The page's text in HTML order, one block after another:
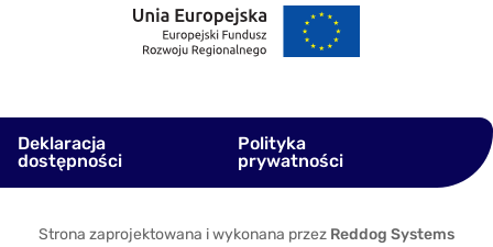
Deklaracja
dostępności
Polityka
prywatności
Strona zaprojektowana i wykonana przez Reddog Systems